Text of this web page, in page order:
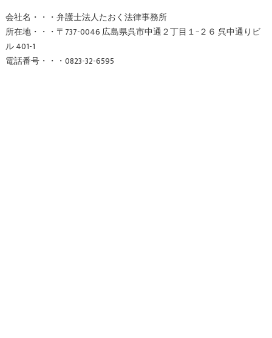
会社名・・・弁護士法人たおく法律事務所
所在地・・・〒737-0046 広島県呉市中通２丁目１−２６ 呉中通りビ
ル 401-1
電話番号・・・0823-32-6595